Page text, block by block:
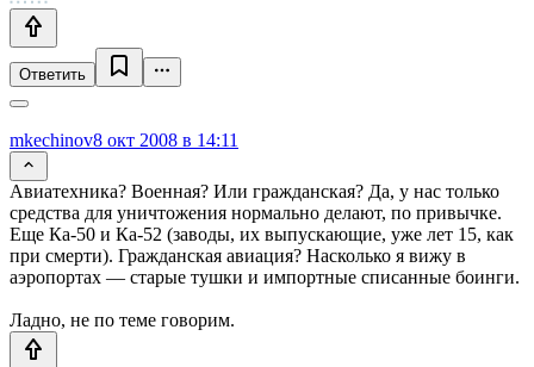
Ответить
mkechinov8 окт 2008 в 14:11
Авиатехника? Военная? Или гражданская? Да, у нас только
средства для уничтожения нормально делают, по привычке.
Еще Ка-50 и Ка-52 (заводы, их выпускающие, уже лет 15, как
при смерти). Гражданская авиация? Насколько я вижу в
аэропортах — старые тушки и импортные списанные боинги.
Ладно, не по теме говорим.